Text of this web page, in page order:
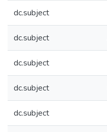
dc.subject
dc.subject
dc.subject
dc.subject
dc.subject